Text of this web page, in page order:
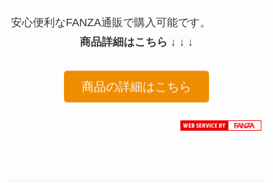
安心便利なFANZA通販で購入可能です。
商品詳細はこちら ↓ ↓ ↓
商品の詳細はこちら